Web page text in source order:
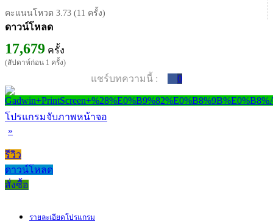
คะแนนโหวต 3.73 (11 ครั้ง)
ดาวน์โหลด
17,679 ครั้ง
(สัปดาห์ก่อน 1 ครั้ง)
แชร์บทความนี้ : 0
โปรแกรมจับภาพหน้าจอ
»
รีวิว
ดาวน์โหลด
สั่งซื้อ
รายละเอียดโปรแกรม